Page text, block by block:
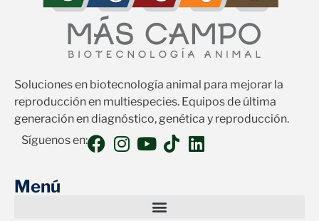
Soluciones en biotecnología animal para mejorar la
reproducción en multiespecies. Equipos de última
generación en diagnóstico, genética y reproducción.
Síguenos en:
Menú